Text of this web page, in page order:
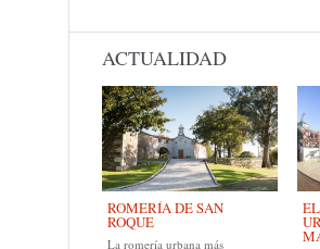
ACTUALIDAD
ROMERÍA DE SAN
ROQUE
La romería urbana más